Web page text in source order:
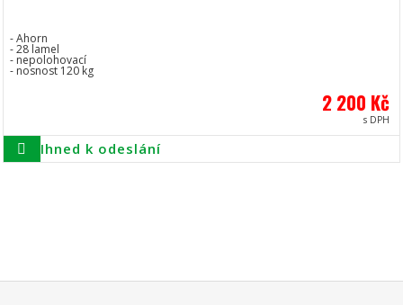
- Ahorn
- 28 lamel
- nepolohovací
- nosnost 120 kg
2 200 Kč
s DPH
Ihned k odeslání